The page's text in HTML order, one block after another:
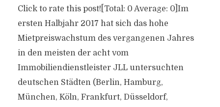
Click to rate this post![Total: 0 Average: 0]Im
ersten Halbjahr 2017 hat sich das hohe
Mietpreiswachstum des vergangenen Jahres
in den meisten der acht vom
Immobiliendienstleister JLL untersuchten
deutschen Städten (Berlin, Hamburg,
München, Köln, Frankfurt, Düsseldorf,